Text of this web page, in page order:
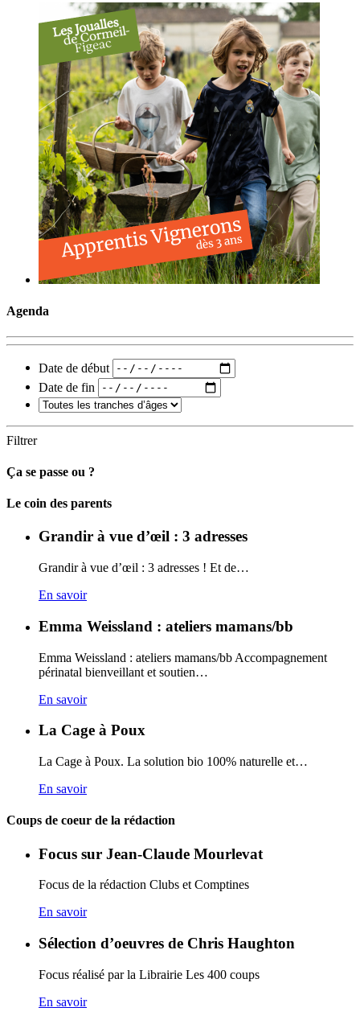
Agenda
Date de début
Date de fin
Filtrer
Ça se passe ou ?
Carto
Le coin des parents
Grandir à vue d’œil : 3 adresses
Grandir à vue d’œil : 3 adresses ! Et de…
En savoir
Emma Weissland : ateliers mamans/bb
Emma Weissland : ateliers mamans/bb Accompagnement
périnatal bienveillant et soutien…
En savoir
La Cage à Poux
La Cage à Poux. La solution bio 100% naturelle et…
En savoir
Coups de coeur de la rédaction
Focus sur Jean-Claude Mourlevat
Focus de la rédaction Clubs et Comptines
En savoir
Sélection d’oeuvres de Chris Haughton
Focus réalisé par la Librairie Les 400 coups
En savoir